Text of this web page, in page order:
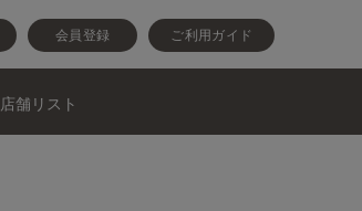
会員登録 ご利用ガイド
店舗リスト